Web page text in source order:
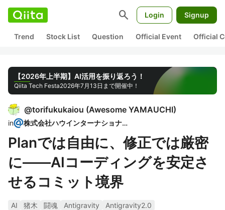
search Login Signup
Trend Stock List Question Official Event Official
【2026年上半期】AI活用を振り返ろう！
Qiita Tech Festa2026年7月13日まで開催中！
@torifukukaiou (Awesome YAMAUCHI)
in 株式会社ハウインターナショナル
Planでは自由に、修正では厳密
に――AIコーディングを安定さ
せるコミット境界
AI 猪木 闘魂 Antigravity
Antigravity2.0